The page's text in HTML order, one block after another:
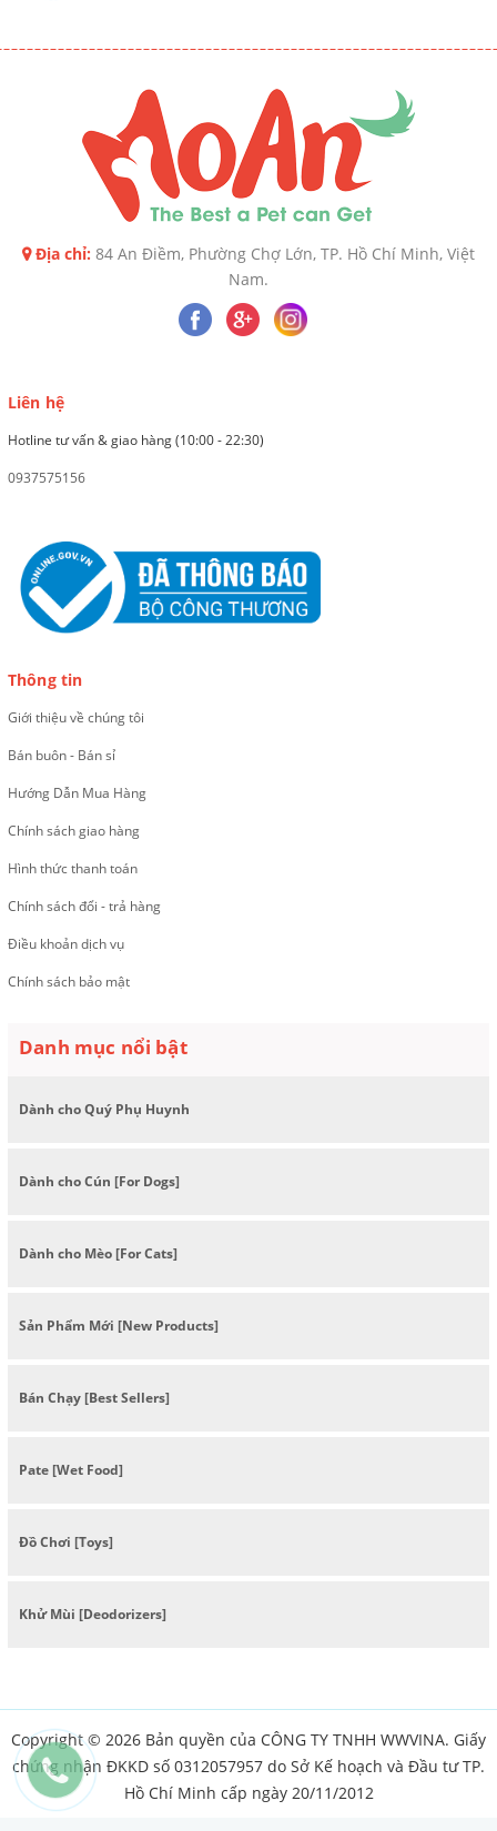
Địa chỉ: 84 An Điềm, Phường Chợ Lớn, TP. Hồ Chí Minh, Việt
Nam.
Liên hệ
Hotline tư vấn & giao hàng (10:00 - 22:30)
0937575156
Thông tin
Giới thiệu về chúng tôi
Bán buôn - Bán sỉ
Hướng Dẫn Mua Hàng
Chính sách giao hàng
Hình thức thanh toán
Chính sách đổi - trả hàng
Điều khoản dịch vụ
Chính sách bảo mật
Danh mục nổi bật
Dành cho Quý Phụ Huynh
Dành cho Cún [For Dogs]
Dành cho Mèo [For Cats]
Sản Phẩm Mới [New Products]
Bán Chạy [Best Sellers]
Pate [Wet Food]
Đồ Chơi [Toys]
Khử Mùi [Deodorizers]
Copyright © 2026 Bản quyền của CÔNG TY TNHH WWVINA. Giấy
chứng nhận ĐKKD số 0312057957 do Sở Kế hoạch và Đầu tư TP.
Hồ Chí Minh cấp ngày 20/11/2012